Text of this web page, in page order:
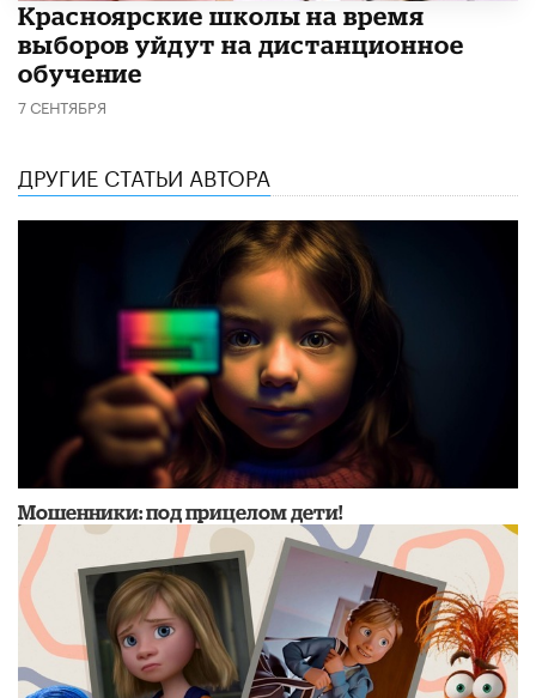
Красноярские школы на время
выборов уйдут на дистанционное
обучение
7 СЕНТЯБРЯ
ДРУГИЕ СТАТЬИ АВТОРА
Мошенники: под прицелом дети!